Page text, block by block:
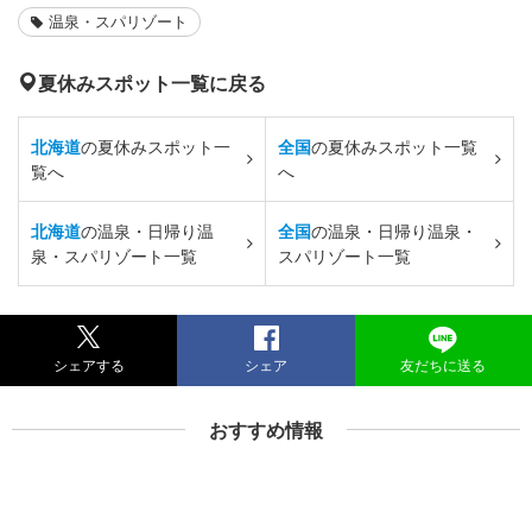
温泉・スパリゾート
夏休みスポット一覧に戻る
北海道の夏休みスポット一
覧へ
全国の夏休みスポット一覧
へ
北海道の温泉・日帰り温
泉・スパリゾート一覧
全国の温泉・日帰り温泉・
スパリゾート一覧
シェアする シェア 友だちに送る
おすすめ情報